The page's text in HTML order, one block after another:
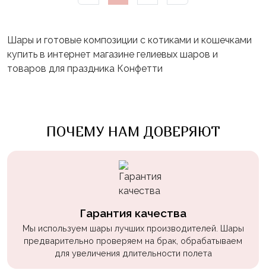
Шары и готовые композиции с котиками и кошечками
купить в интернет магазине гелиевых шаров и
товаров для праздника Конфетти
ПОЧЕМУ НАМ ДОВЕРЯЮТ
Гарантия качества
Мы используем шары лучших производителей. Шары
предварительно проверяем на брак, обрабатываем
для увеличения длительности полета